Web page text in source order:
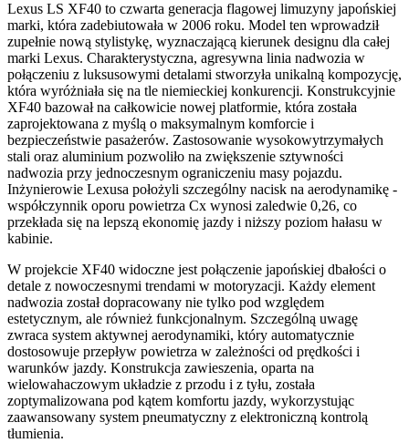
Lexus LS XF40 to czwarta generacja flagowej limuzyny japońskiej
marki, która zadebiutowała w 2006 roku. Model ten wprowadził
zupełnie nową stylistykę, wyznaczającą kierunek designu dla całej
marki Lexus. Charakterystyczna, agresywna linia nadwozia w
połączeniu z luksusowymi detalami stworzyła unikalną kompozycję,
która wyróżniała się na tle niemieckiej konkurencji. Konstrukcyjnie
XF40 bazował na całkowicie nowej platformie, która została
zaprojektowana z myślą o maksymalnym komforcie i
bezpieczeństwie pasażerów. Zastosowanie wysokowytrzymałych
stali oraz aluminium pozwoliło na zwiększenie sztywności
nadwozia przy jednoczesnym ograniczeniu masy pojazdu.
Inżynierowie Lexusa położyli szczególny nacisk na aerodynamikę -
współczynnik oporu powietrza Cx wynosi zaledwie 0,26, co
przekłada się na lepszą ekonomię jazdy i niższy poziom hałasu w
kabinie.
W projekcie XF40 widoczne jest połączenie japońskiej dbałości o
detale z nowoczesnymi trendami w motoryzacji. Każdy element
nadwozia został dopracowany nie tylko pod względem
estetycznym, ale również funkcjonalnym. Szczególną uwagę
zwraca system aktywnej aerodynamiki, który automatycznie
dostosowuje przepływ powietrza w zależności od prędkości i
warunków jazdy. Konstrukcja zawieszenia, oparta na
wielowahaczowym układzie z przodu i z tyłu, została
zoptymalizowana pod kątem komfortu jazdy, wykorzystując
zaawansowany system pneumatyczny z elektroniczną kontrolą
tłumienia.